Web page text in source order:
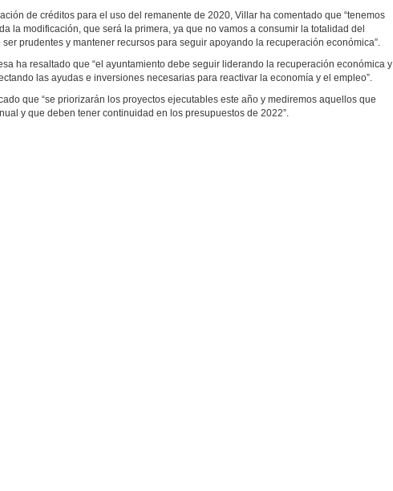
de créditos para el uso del remanente de 2020, Villar ha comentado que “tenemos
la modificación, que será la primera, ya que no vamos a consumir la totalidad del
prudentes y mantener recursos para seguir apoyando la recuperación económica”.
ha resaltado que “el ayuntamiento debe seguir liderando la recuperación económica y
las ayudas e inversiones necesarias para reactivar la economía y el empleo”.
que “se priorizarán los proyectos ejecutables este año y mediremos aquellos que
y que deben tener continuidad en los presupuestos de 2022”.